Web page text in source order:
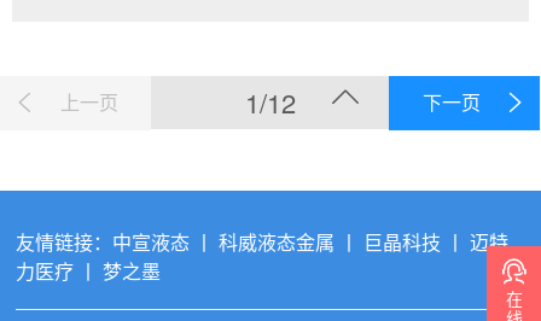
上一页 1/12 下一页
友情链接： 中宣液态 丨科威液态金属 丨 巨晶科技 丨迈特
力医疗 丨 梦之墨
在